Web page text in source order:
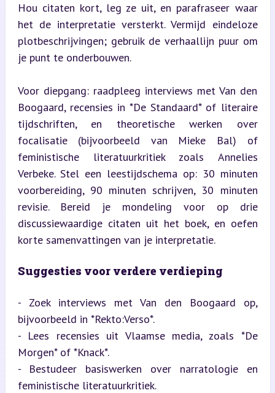
Hou citaten kort, leg ze uit, en parafraseer waar
het de interpretatie versterkt. Vermijd eindeloze
plotbeschrijvingen; gebruik de verhaallijn puur om
je punt te onderbouwen.
Voor diepgang: raadpleeg interviews met Van den
Boogaard, recensies in *De Standaard* of literaire
tijdschriften, en theoretische werken over
focalisatie (bijvoorbeeld van Mieke Bal) of
feministische literatuurkritiek zoals Annelies
Verbeke. Stel een leestijdschema op: 30 minuten
voorbereiding, 90 minuten schrijven, 30 minuten
revisie. Bereid je mondeling voor op drie
discussiewaardige citaten uit het boek, en oefen
korte samenvattingen van je interpretatie.
Suggesties voor verdere verdieping
- Zoek interviews met Van den Boogaard op,
bijvoorbeeld in *Rekto:Verso*.
- Lees recensies uit Vlaamse media, zoals *De
Morgen* of *Knack*.
- Bestudeer basiswerken over narratologie en
feministische literatuurkritiek.